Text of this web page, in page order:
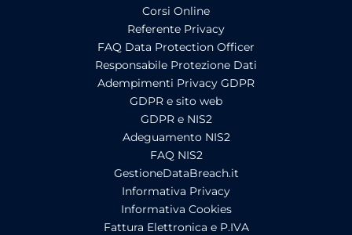
Corsi Online
Referente Privacy
FAQ Data Protection Officer
Responsabile Protezione Dati
Adempimenti Privacy GDPR
GDPR e sito web
GDPR e NIS2
Adeguamento NIS2
FAQ NIS2
GestioneDataBreach.it
Informativa Privacy
Informativa Cookies
Fattura Elettronica e P.IVA